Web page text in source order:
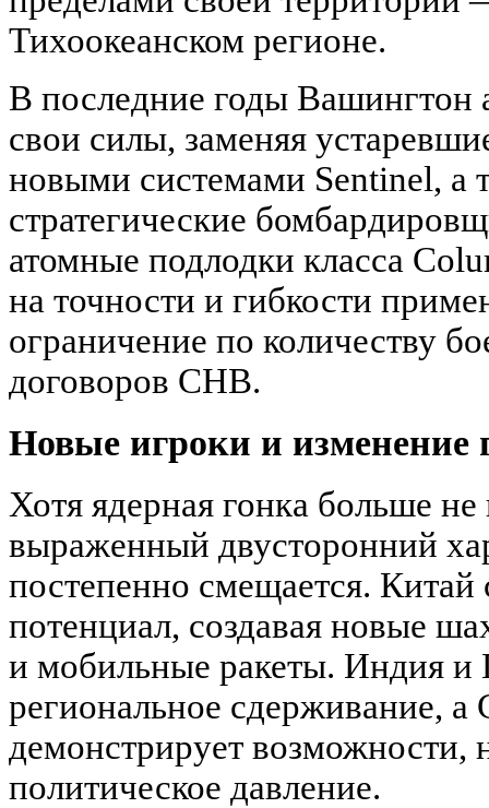
Тихоокеанском регионе.
В последние годы Вашингтон
свои силы, заменяя
новыми системами Sentinel, а
стратегические
атомные подлодки класса
на точности и гибкости
ограничение по количеству
договоров СНВ.
Новые игроки и изменение
Хотя ядерная гонка больше не
выраженный двусторонний
постепенно смещается. Китай
потенциал, создавая новые
и мобильные ракеты. Индия и
региональное сдерживание, а
демонстрирует возможности,
политическое давление.